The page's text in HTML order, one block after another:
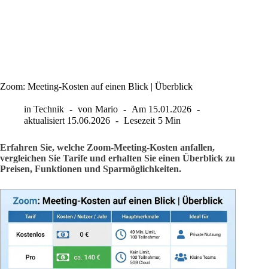
Zoom: Meeting-Kosten auf einen Blick | Überblick
in Technik von Mario Am 15.01.2026
aktualisiert 15.06.2026 Lesezeit 5 Min
Erfahren Sie, welche Zoom-Meeting-Kosten anfallen,
vergleichen Sie Tarife und erhalten Sie einen Überblick zu
Preisen, Funktionen und Sparmöglichkeiten.